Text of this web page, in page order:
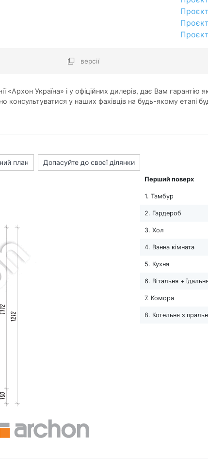
версії
«Архон Україна» і у офіційних дилерів, дає Вам гарантію
у наших фахівців на будь-якому етапі
план Допасуйте до своєї ділянки
Перший поверх
1. Тамбур
2. Гардероб
3. Хол
4. Ванна кімната
5. Кухня
6. Вітальня +
7. Комора
8. Котельня з